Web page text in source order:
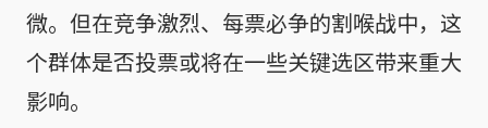
微。但在竞争激烈、每票必争的割喉战中，这
个群体是否投票或将在一些关键选区带来重大
影响。